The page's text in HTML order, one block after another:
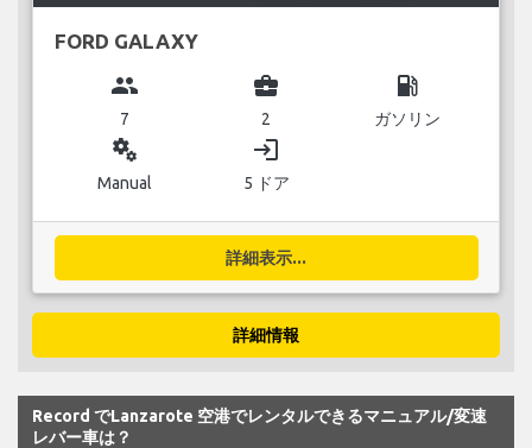
FORD GALAXY
group
7
business_center
2
local_gas_station
ガソリン
miscellaneous_services
Manual
login
5 ドア
詳細表示...
詳細情報
Record でLanzarote 空港でレンタルできるマニュアル/変速
レバー車は？